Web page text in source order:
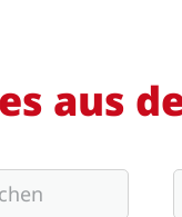
aus